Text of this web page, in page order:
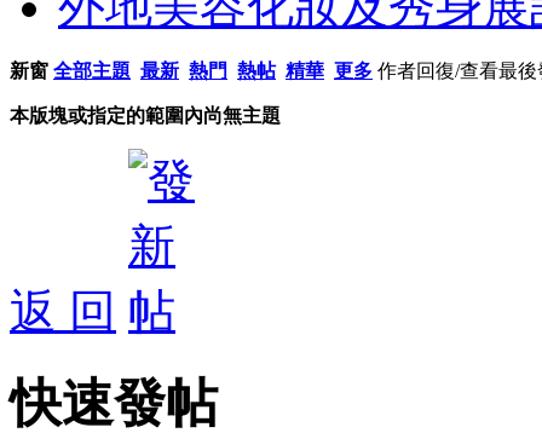
新窗 全部主題 最新 熱門 熱帖 精華 更多 作者回復/查看最後
本版塊或指定的範圍內尚無主題
返 回
快速發帖